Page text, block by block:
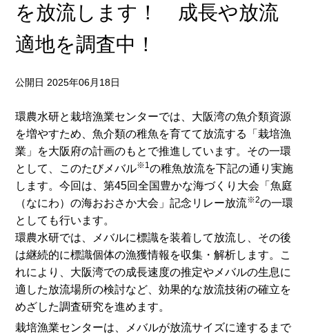
を放流します！ 成長や放流
適地を調査中！
公開日 2025年06月18日
環農水研と栽培漁業センターでは、大阪湾の魚介類資源
を増やすため、魚介類の稚魚を育てて放流する「栽培漁
業」を大阪府の計画のもとで推進しています。その一環
として、このたびメバル※1の稚魚放流を下記の通り実施
します。今回は、第45回全国豊かな海づくり大会「魚庭
（なにわ）の海おおさか大会」記念リレー放流※2の一環
としても行います。
環農水研では、メバルに標識を装着して放流し、その後
は継続的に標識個体の漁獲情報を収集・解析します。こ
れにより、大阪湾での成長速度の推定やメバルの生息に
適した放流場所の検討など、効果的な放流技術の確立を
めざした調査研究を進めます。
栽培漁業センターは、メバルが放流サイズに達するまで